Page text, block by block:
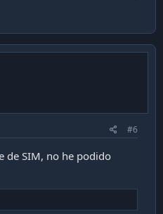
#6
de SIM, no he podido